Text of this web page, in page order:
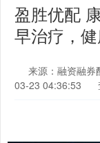
盈胜优配
早治疗，
来源：融资融券
03-23 04:36:53